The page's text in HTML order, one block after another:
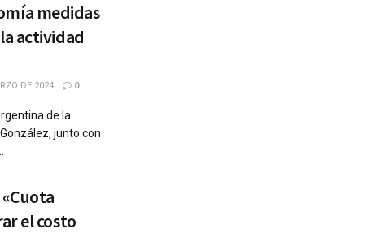
medidas
actividad
DE 2024 0
de la
junto con
el costo